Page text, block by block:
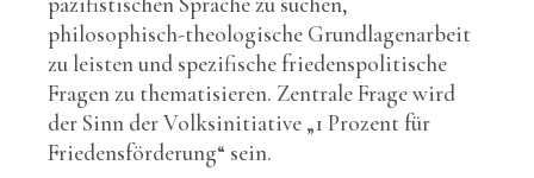
philosophisch-theologische Grundlagenarbeit
zu leisten und spezifische friedenspolitische
Fragen zu thematisieren. Zentrale Frage wird
der Sinn der Volksinitiative „1 Prozent für
Friedensförderung“ sein.